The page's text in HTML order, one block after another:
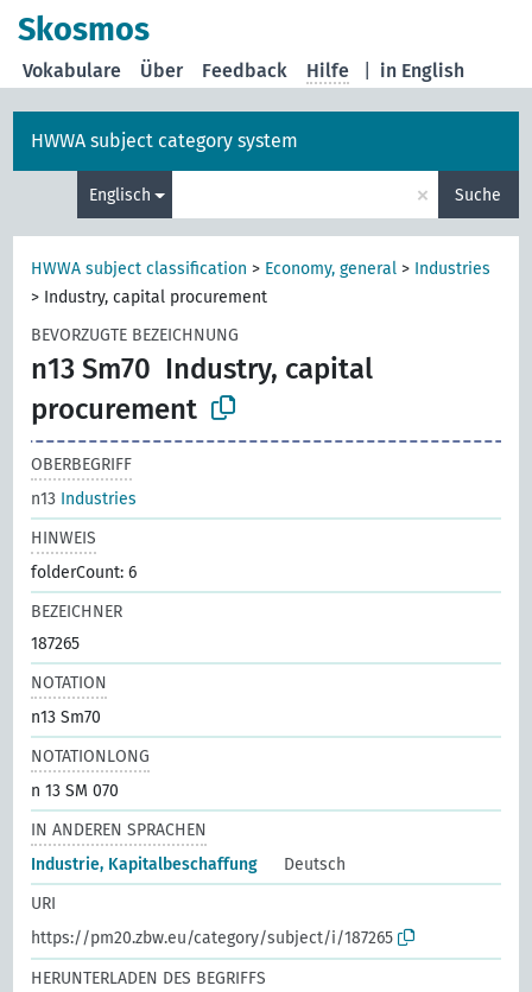
Skosmos
in English
Vokabulare Über Feedback Hilfe
HWWA subject category system
Englisch × Suche
HWWA subject classification > Economy, general > Industries
> Industry, capital procurement
BEVORZUGTE BEZEICHNUNG
n13 Sm70 Industry, capital
procurement
OBERBEGRIFF
n13 Industries
HINWEIS
folderCount: 6
BEZEICHNER
187265
NOTATION
n13 Sm70
NOTATIONLONG
n 13 SM 070
IN ANDEREN SPRACHEN
Industrie, Kapitalbeschaffung
Deutsch
URI
https://pm20.zbw.eu/category/subject/i/187265
HERUNTERLADEN DES BEGRIFFS